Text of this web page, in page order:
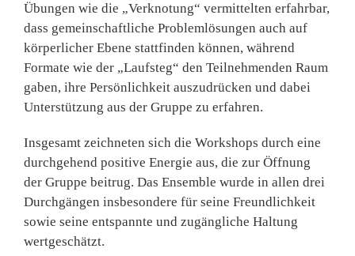
Übungen wie die „Verknotung“ vermittelten erfahrbar,
dass gemeinschaftliche Problemlösungen auch auf
körperlicher Ebene stattfinden können, während
Formate wie der „Laufsteg“ den Teilnehmenden Raum
gaben, ihre Persönlichkeit auszudrücken und dabei
Unterstützung aus der Gruppe zu erfahren.
Insgesamt zeichneten sich die Workshops durch eine
durchgehend positive Energie aus, die zur Öffnung
der Gruppe beitrug. Das Ensemble wurde in allen drei
Durchgängen insbesondere für seine Freundlichkeit
sowie seine entspannte und zugängliche Haltung
wertgeschätzt.